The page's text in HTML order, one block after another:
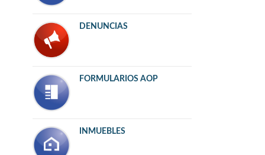
DENUNCIAS
FORMULARIOS AOP
INMUEBLES